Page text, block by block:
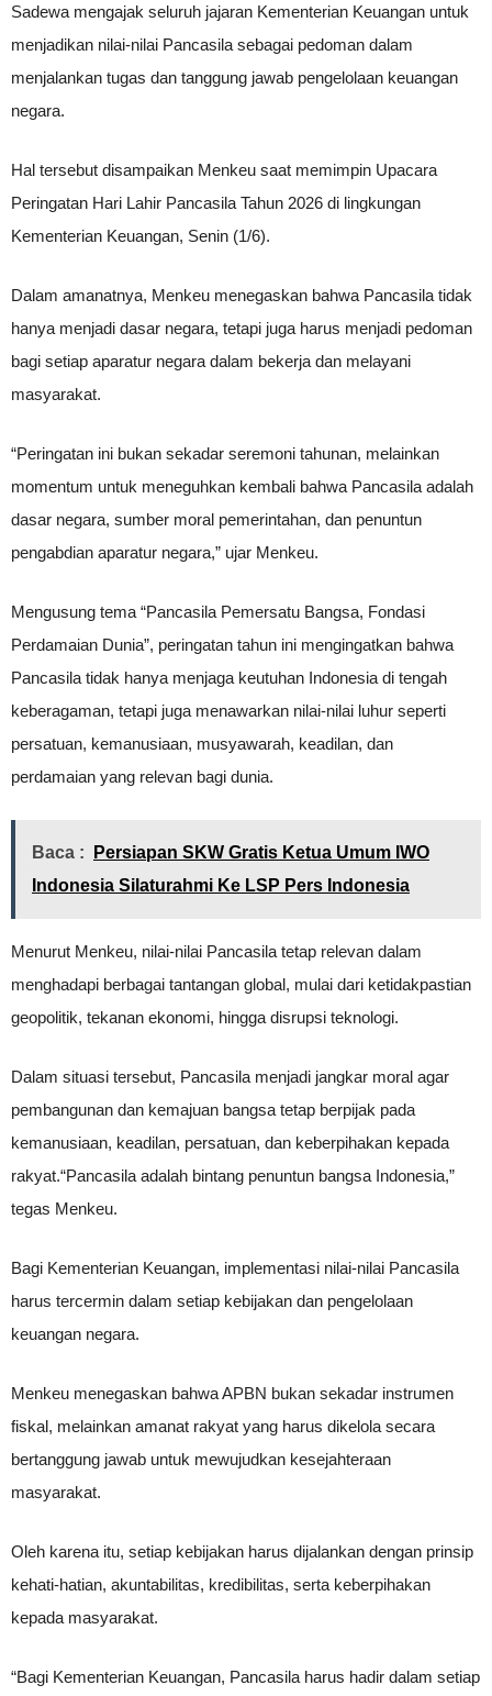
Sadewa mengajak seluruh jajaran Kementerian Keuangan untuk
menjadikan nilai-nilai Pancasila sebagai pedoman dalam
menjalankan tugas dan tanggung jawab pengelolaan keuangan
negara.
Hal tersebut disampaikan Menkeu saat memimpin Upacara
Peringatan Hari Lahir Pancasila Tahun 2026 di lingkungan
Kementerian Keuangan, Senin (1/6).
Dalam amanatnya, Menkeu menegaskan bahwa Pancasila tidak
hanya menjadi dasar negara, tetapi juga harus menjadi pedoman
bagi setiap aparatur negara dalam bekerja dan melayani
masyarakat.
“Peringatan ini bukan sekadar seremoni tahunan, melainkan
momentum untuk meneguhkan kembali bahwa Pancasila adalah
dasar negara, sumber moral pemerintahan, dan penuntun
pengabdian aparatur negara,” ujar Menkeu.
Mengusung tema “Pancasila Pemersatu Bangsa, Fondasi
Perdamaian Dunia”, peringatan tahun ini mengingatkan bahwa
Pancasila tidak hanya menjaga keutuhan Indonesia di tengah
keberagaman, tetapi juga menawarkan nilai-nilai luhur seperti
persatuan, kemanusiaan, musyawarah, keadilan, dan
perdamaian yang relevan bagi dunia.
Baca :
Persiapan SKW Gratis Ketua Umum IWO
Indonesia Silaturahmi Ke LSP Pers Indonesia
Menurut Menkeu, nilai-nilai Pancasila tetap relevan dalam
menghadapi berbagai tantangan global, mulai dari ketidakpastian
geopolitik, tekanan ekonomi, hingga disrupsi teknologi.
Dalam situasi tersebut, Pancasila menjadi jangkar moral agar
pembangunan dan kemajuan bangsa tetap berpijak pada
kemanusiaan, keadilan, persatuan, dan keberpihakan kepada
rakyat.“Pancasila adalah bintang penuntun bangsa Indonesia,”
tegas Menkeu.
Bagi Kementerian Keuangan, implementasi nilai-nilai Pancasila
harus tercermin dalam setiap kebijakan dan pengelolaan
keuangan negara.
Menkeu menegaskan bahwa APBN bukan sekadar instrumen
fiskal, melainkan amanat rakyat yang harus dikelola secara
bertanggung jawab untuk mewujudkan kesejahteraan
masyarakat.
Oleh karena itu, setiap kebijakan harus dijalankan dengan prinsip
kehati-hatian, akuntabilitas, kredibilitas, serta keberpihakan
kepada masyarakat.
“Bagi Kementerian Keuangan, Pancasila harus hadir dalam setiap